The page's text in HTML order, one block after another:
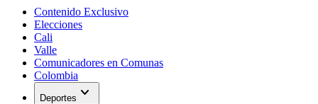
Contenido Exclusivo
Elecciones
Cali
Valle
Comunicadores en Comunas
Colombia
Deportes expand_more